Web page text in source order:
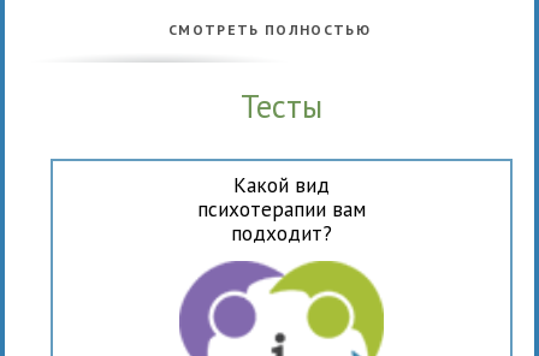
СМОТРЕТЬ ПОЛНОСТЬЮ
Тесты
Какой вид
психотерапии вам
подходит?